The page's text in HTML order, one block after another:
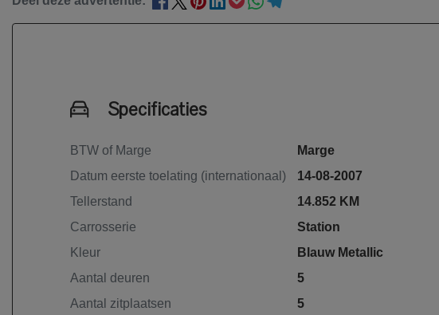
Specificaties
BTW of Marge
Marge
Datum eerste toelating (internationaal)
14-08-2007
Tellerstand
14.852 KM
Carrosserie
Station
Kleur
Blauw Metallic
Aantal deuren
5
Aantal zitplaatsen
5